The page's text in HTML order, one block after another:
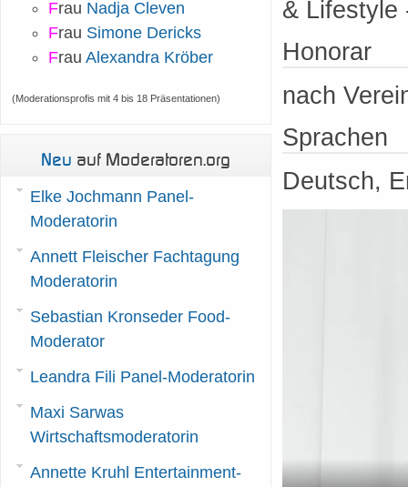
& Lifestyle
Honorar
nach
Sprachen
Deutsch,
Frau Nadja Cleven
Frau Simone Dericks
Frau Alexandra Kröber
(Moderationsprofis mit 4 bis 18 Präsentationen)
Neu auf Moderatoren.org
Elke Jochmann Panel-
Moderatorin
Annett Fleischer Fachtagung
Moderatorin
Sebastian Kronseder Food-
Moderator
Leandra Fili Panel-Moderatorin
Maxi Sarwas
Wirtschaftsmoderatorin
Annette Kruhl Entertainment-